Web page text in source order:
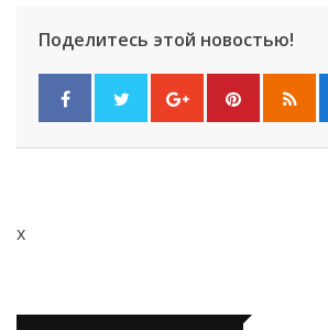
Поделитесь этой новостью!
x